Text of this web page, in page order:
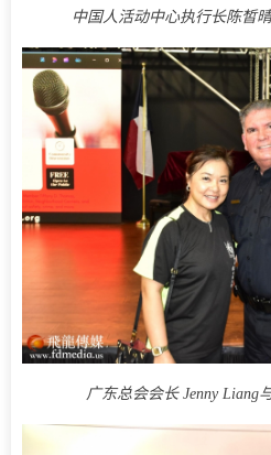
中国人活动中心执行长陈皙
广东总会会长 Jenny Liang